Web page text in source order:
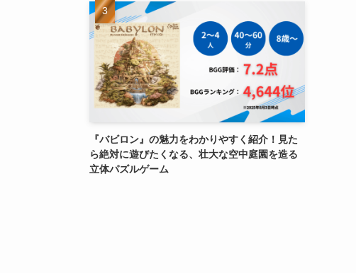
『バビロン』の魅力をわかりやすく紹介！見た
ら絶対に遊びたくなる、壮大な空中庭園を造る
立体パズルゲーム